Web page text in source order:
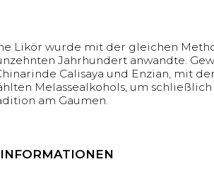
Likör wurde mit der gleichen
Jahrhundert anwandte.
Calisaya und Enzian, mit
Melassealkohols, um
am Gaumen.